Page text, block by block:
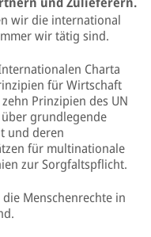
wir die international
wir tätig sind.
Charta
für Wirtschaft
Prinzipien des UN
grundlegende
und deren
für multinationale
zur Sorgfaltspflicht.
Menschenrechte in